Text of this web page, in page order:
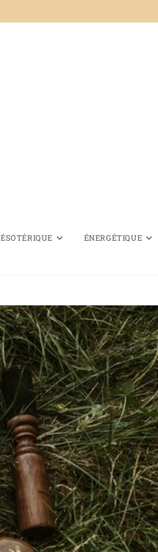
ÉSOTÉRIQUE ÉNERGÉTIQUE